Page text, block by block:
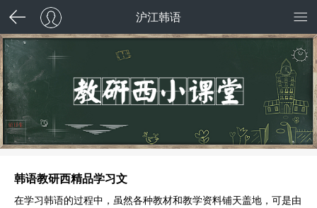
沪江韩语
韩语教研西精品学习文
在学习韩语的过程中，虽然各种教材和教学资料铺天盖地，可是由